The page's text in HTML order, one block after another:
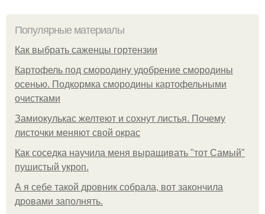
Популярные материалы
Как выбрать саженцы гортензии
Картофель под смородину удобрение смородины
осенью. Подкормка смородины картофельными
очистками
Замиокулькас желтеют и сохнут листья. Почему
листочки меняют свой окрас
Как соседка научила меня выращивать "тот Самый"
пушистый укроп.
А я себе такой дровник собрала, вот закончила
дровами заполнять.